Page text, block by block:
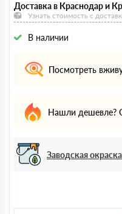
Доставка в Краснодар и
Узнать стоимость с
В наличии
Посмотреть
Нашли дешевле?
Заводская